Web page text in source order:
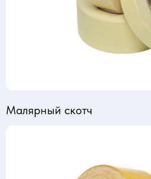
Малярный скотч